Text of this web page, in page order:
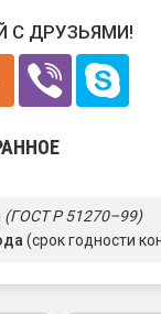
С ДРУЗЬЯМИ!
(ГОСТ Р 51270–99)
(срок годности